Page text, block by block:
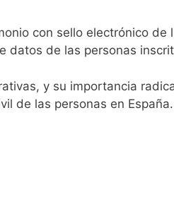
con sello electrónico
de las personas
y su importancia
de las personas en España.